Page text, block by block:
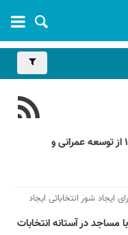
حمایت همه‌جانبه منطقه ۱۱ از توسعه عمرانی و
ایجاد شور انتخاباتی ایجاد